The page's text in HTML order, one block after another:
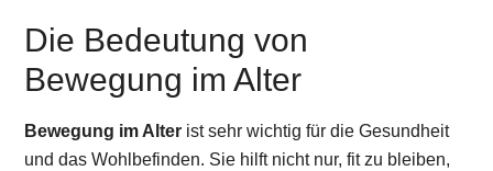
Die Bedeutung von
Bewegung im Alter
Bewegung im Alter ist sehr wichtig für die Gesundheit
und das Wohlbefinden. Sie hilft nicht nur, fit zu bleiben,